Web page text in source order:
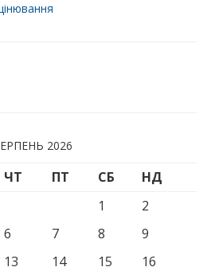
2026
ЧТ ПТ СБ
НД
1
2
6 7 8
9
13 14 15
16